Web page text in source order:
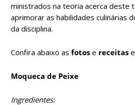
ministrados na teoria acerca deste
aprimorar as habilidades culinárias
da disciplina.
Confira abaixo as fotos e receitas
Moqueca de Peixe
Ingredientes: